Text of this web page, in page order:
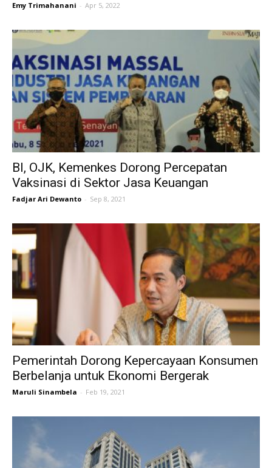
Emy Trimahanani - Apr 5, 2022
BI, OJK, Kemenkes Dorong Percepatan
Vaksinasi di Sektor Jasa Keuangan
Fadjar Ari Dewanto - Sep 8, 2021
Pemerintah Dorong Kepercayaan Konsumen
Berbelanja untuk Ekonomi Bergerak
Maruli Sinambela - Feb 19, 2021